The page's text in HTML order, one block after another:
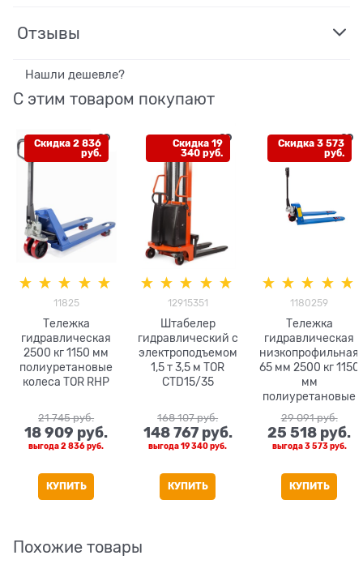
Отзывы
Нашли дешевле?
С этим товаром покупают
Скидка 2 836
руб.
11825
Тележка
гидравлическая
2500 кг 1150 мм
полиуретановые
колеса TOR RHP
21 745 руб.
18 909 руб.
выгода2 836 руб.
КУПИТЬ
Скидка 19
340 руб.
12915351
Штабелер
гидравлический с
электроподъемом
1,5 т 3,5 м TOR
CTD15/35
168 107 руб.
148 767 руб.
выгода19 340 руб.
КУПИТЬ
Скидка 3 573
руб.
1180259
Тележка
гидравлическая
низкопрофильная
65 мм 2500 кг 1150
мм
полиуретановые
колеса TOR RHP
29 091 руб.
25 518 руб.
выгода3 573 руб.
КУПИТЬ
Похожие товары